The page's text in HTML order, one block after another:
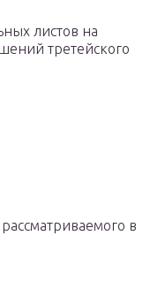
листов на
третейского
в